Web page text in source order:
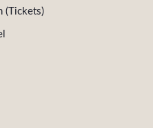
(Tickets)